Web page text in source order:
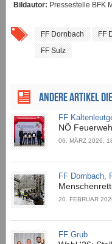
Bildautor: Pressestelle BFK
FF Dornbach FF
FF Sulz
ANDERE ARTIKEL
FF
NÖ
06. MÄRZ 2026,
FF Dornbach,
20. FEBRUAR
FF Grub